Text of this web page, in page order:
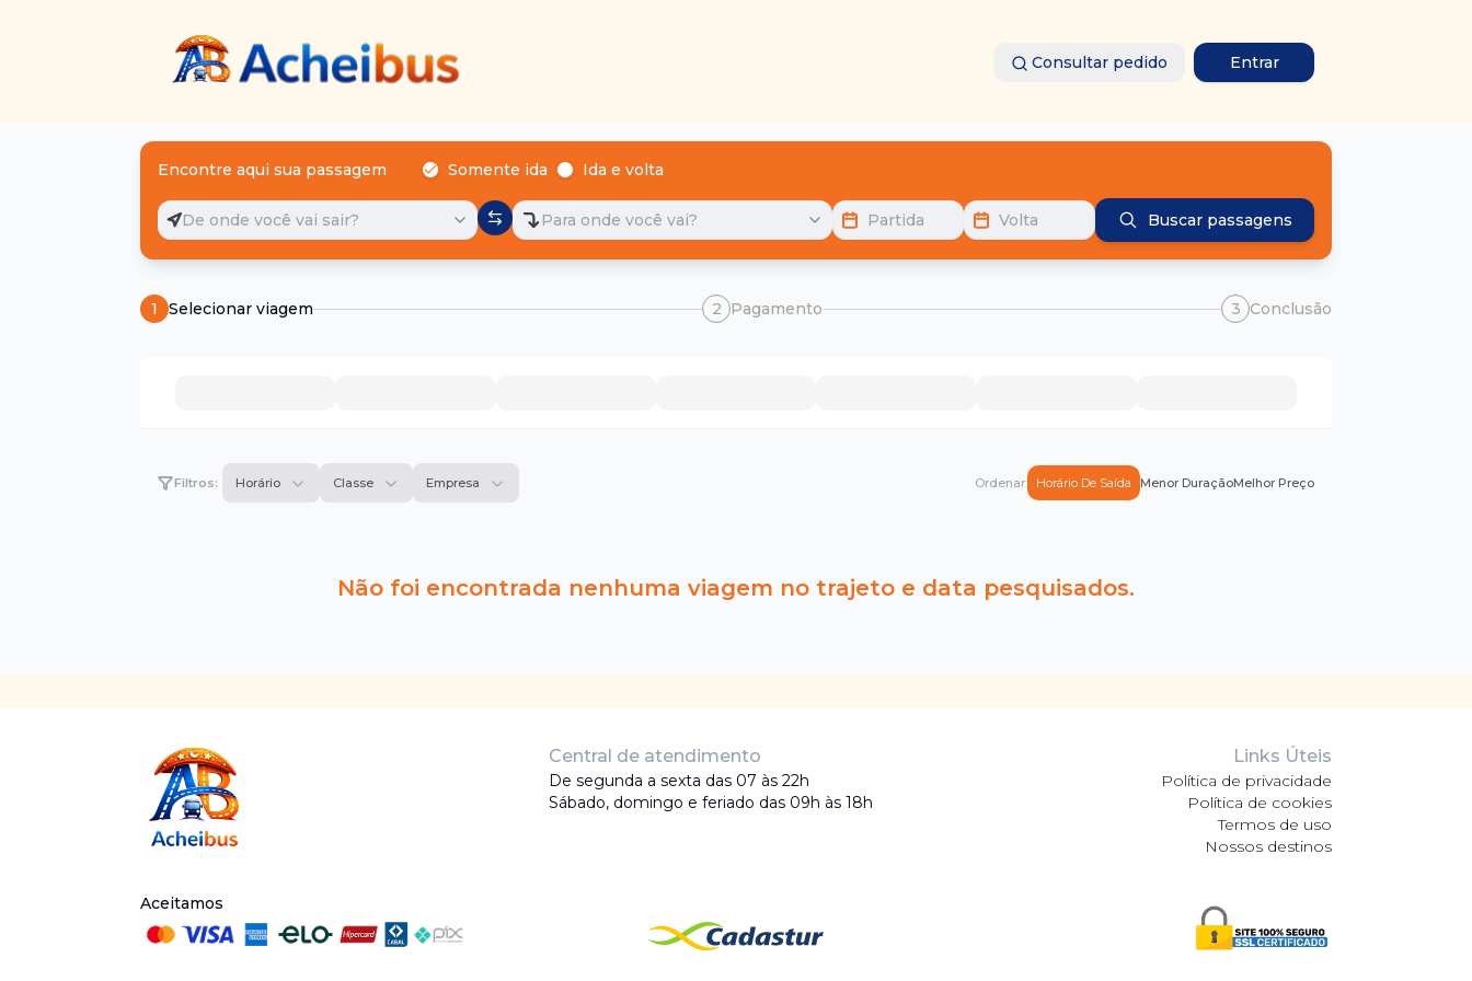
Consultar pedido Entrar
Encontre aqui sua passagem Somente ida Ida e volta
De onde você vai sair? Para onde você vai? Partida Volta Buscar passagens
1 Selecionar viagem 2 Pagamento 3 Conclusão
Filtros: Horário Classe Empresa Ordenar: Horário De Saída Menor DuraçãoMelhor Preço
Não foi encontrada nenhuma viagem no trajeto e data pesquisados.
Central de atendimento
De segunda a sexta das 07 às 22h
Sábado, domingo e feriado das 09h às 18h
Links Úteis
Política de privacidade
Política de cookies
Termos de uso
Nossos destinos
Aceitamos